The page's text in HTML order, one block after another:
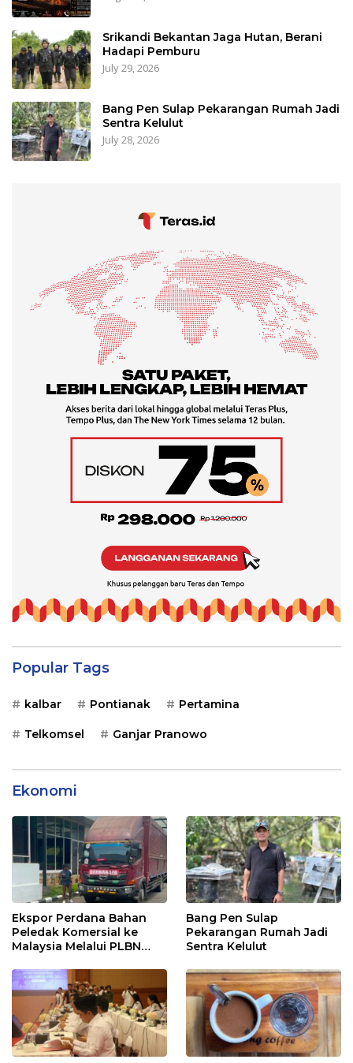
Srikandi Bekantan Jaga Hutan, Berani
Hadapi Pemburu
July 29, 2026
Bang Pen Sulap Pekarangan Rumah Jadi
Sentra Kelulut
July 28, 2026
Popular Tags
kalbar Pontianak Pertamina
Telkomsel Ganjar Pranowo
Ekonomi
Ekspor Perdana Bahan
Peledak Komersial ke
Malaysia Melalui PLBN
Bang Pen Sulap
Pekarangan Rumah Jadi
Sentra Kelulut